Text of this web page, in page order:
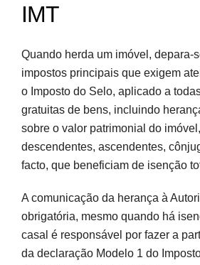
IMT
Quando herda um imóvel, depara-
impostos principais que exigem
o Imposto do Selo, aplicado a
gratuitas de bens, incluindo
sobre o valor patrimonial do
descendentes, ascendentes,
facto, que beneficiam de isenção
A comunicação da herança à
obrigatória, mesmo quando há
casal é responsável por fazer a
da declaração Modelo 1 do